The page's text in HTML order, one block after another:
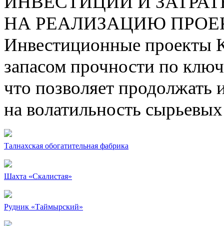
НА РЕАЛИЗАЦИЮ
Инвестиционные проекты
запасом прочности по
что позволяет продолжать
на волатильность
Талнахская обогатительная фабрика
Шахта «Скалистая»
Рудник «Таймырский»